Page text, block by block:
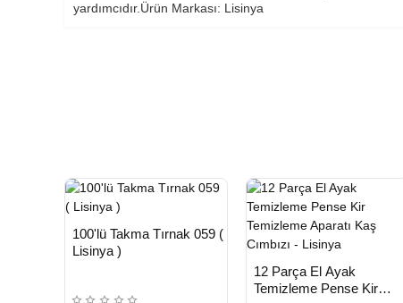
yardımcıdır.Ürün Markası: Lisinya
TESLİMAT
Yeni Ürün
100'lü Takma Tırnak 059 (
Lisinya )
TESLİMAT
12 Parça El Ayak
Temizleme Pense Kir